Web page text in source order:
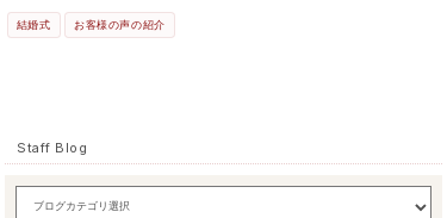
結婚式 お客様の声の紹介
Staff Blog